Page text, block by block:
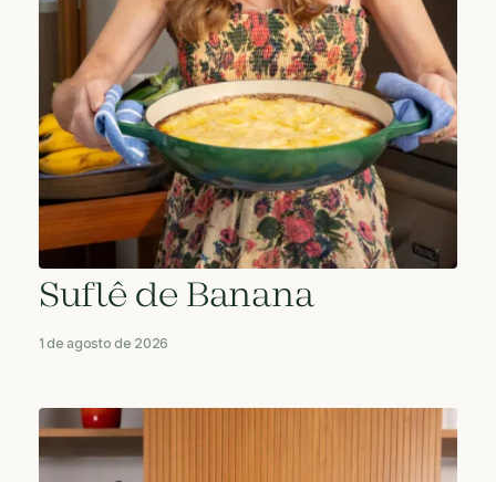
Suflê de Banana
1 de agosto de 2026